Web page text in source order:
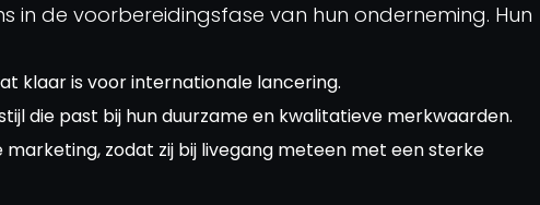
in de voorbereidingsfase van hun onderneming. Hun
klaar is voor internationale lancering.
die past bij hun duurzame en kwalitatieve merkwaarden.
zodat zij bij livegang meteen met een sterke